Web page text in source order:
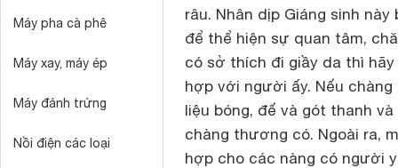
Máy pha cà phê
Máy xay, máy ép
Máy đánh trứng
Nồi điện các loại
râu. Nhân dịp Giáng sinh
để thể hiện sự quan tâm,
có sở thích đi giầy da thì
hợp với người ấy. Nếu
liệu bóng, đế và gót thanh
chàng thương có. Ngoài ra,
hợp cho các nàng có người